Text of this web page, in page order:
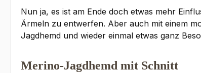
Nun ja, es ist am Ende doch etwas mehr
Ärmeln zu entwerfen. Aber auch mit einem
Jagdhemd und wieder einmal etwas ganz
Merino-Jagdhemd mit Schnitt